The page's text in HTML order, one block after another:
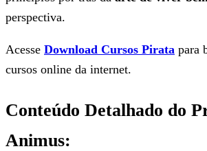
perspectiva.
Acesse Download Cursos Pirata para
cursos online da internet.
Conteúdo Detalhado do
Animus: